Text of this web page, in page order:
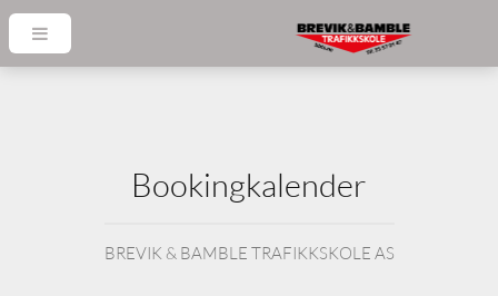
Bookingkalender
BREVIK & BAMBLE TRAFIKKSKOLE AS